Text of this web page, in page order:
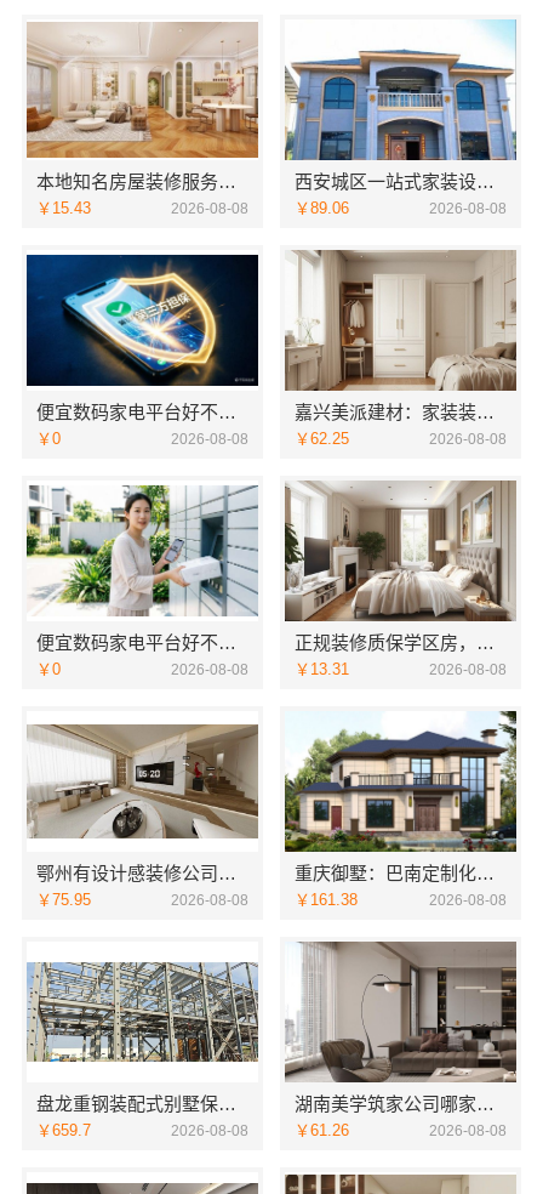
本地知名房屋装修服务环保嘉兴绿色之家建材科技
￥15.43 2026-08-08
西安城区一站式家装设计毛坯房自有施工队-居安天成（西安）建筑工程有限责任公司
￥89.06 2026-08-08
便宜数码家电平台好不好湖北省惠物电子商务有限公司
￥0 2026-08-08
嘉兴美派建材：家装装修环保材料靠谱商家推荐
￥62.25 2026-08-08
便宜数码家电平台好不好：湖北省惠物电子商务有限公司
￥0 2026-08-08
正规装修质保学区房，浙江臻美新型建材有限公司保障孩子未来
￥13.31 2026-08-08
鄂州有设计感装修公司实景案例，湖北百年米莱
￥75.95 2026-08-08
重庆御墅：巴南定制化建房工期短
￥161.38 2026-08-08
盘龙重钢装配式别墅保温隔热，云南晟构建筑建材有限公司
￥659.7 2026-08-08
湖南美学筑家公司哪家专业：源头直供建材
￥61.26 2026-08-08